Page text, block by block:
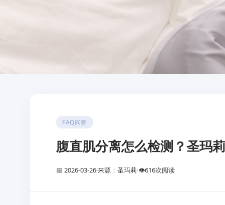
FAQ问答
腹直肌分离怎么检测？圣玛
📅 2026-03-26来源：圣玛莉 👁616次阅读